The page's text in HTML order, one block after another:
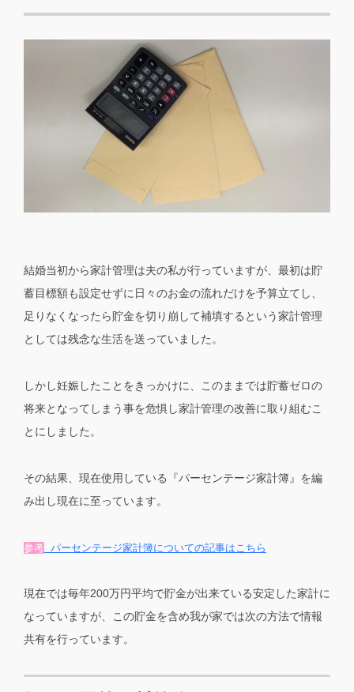
結婚当初から家計管理は夫の私が行っていますが、最初は貯
蓄目標額も設定せずに日々のお金の流れだけを予算立てし、
足りなくなったら貯金を切り崩して補填するという家計管理
としては残念な生活を送っていました。
しかし妊娠したことをきっかけに、このままでは貯蓄ゼロの
将来となってしまう事を危惧し家計管理の改善に取り組むこ
とにしました。
その結果、現在使用している『パーセンテージ家計簿』を編
み出し現在に至っています。
参考 パーセンテージ家計簿についての記事はこちら
現在では毎年200万円平均で貯金が出来ている安定した家計に
なっていますが、この貯金を含め我が家では次の方法で情報
共有を行っています。